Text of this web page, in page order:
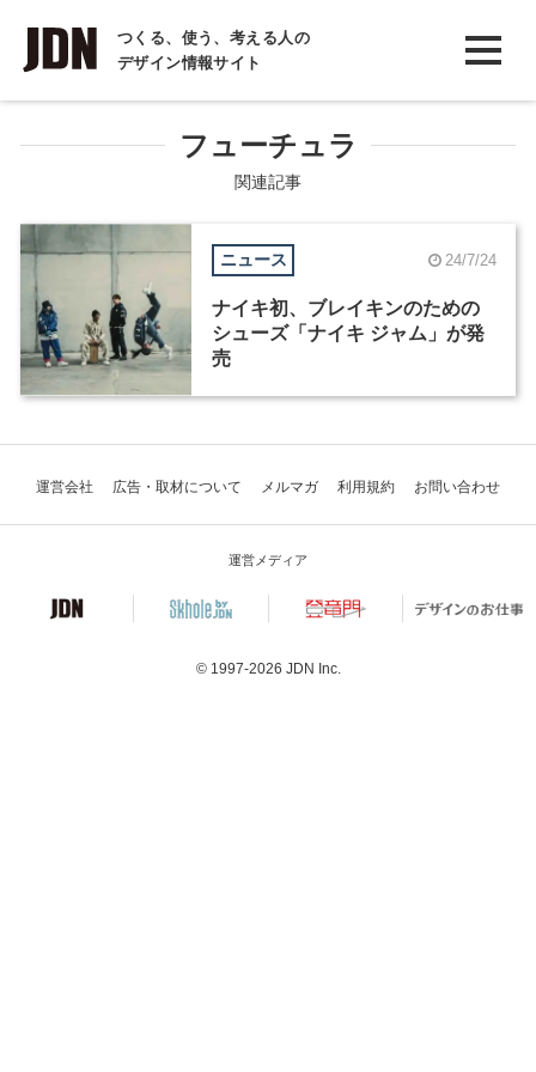
つくる、使う、考える人の
デザイン情報サイト
INTERVIEW
インタビュー
COLUMN
フューチュラ
関連記事
ニュース 24/7/24
ナイキ初、ブレイキンのための
シューズ「ナイキ ジャム」が発
売
運営会社 広告・取材について メルマガ 利用規約 お問い合わせ
運営メディア
© 1997-2026 JDN Inc.